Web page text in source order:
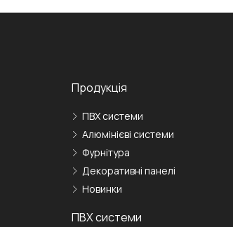
Продукція
ПВХ cистеми
Алюмінієві системи
Фурнітура
Декоративні панелі
Новинки
ПВХ системи